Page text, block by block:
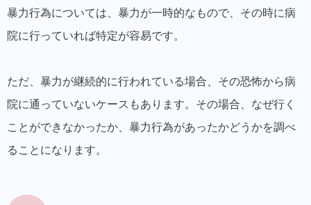
暴力行為については、 暴力が一時的なもので、その時に病
院に行っていれば特定が容易です。
ただ、暴力が継続的に行われている場合、その恐怖から病
院に通っていないケースもあります。その場合、なぜ行く
ことができなかったか、暴力行為があったかどうかを調べ
ることになります。